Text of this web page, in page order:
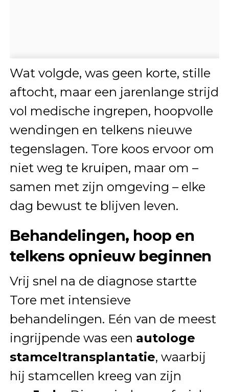
Wat volgde, was geen korte, stille
aftocht, maar een jarenlange strijd
vol medische ingrepen, hoopvolle
wendingen en telkens nieuwe
tegenslagen. Tore koos ervoor om
niet weg te kruipen, maar om –
samen met zijn omgeving – elke
dag bewust te blijven leven.
Behandelingen, hoop en
telkens opnieuw beginnen
Vrij snel na de diagnose startte
Tore met intensieve
behandelingen. Eén van de meest
ingrijpende was een autologe
stamceltransplantatie, waarbij
hij stamcellen kreeg van zijn